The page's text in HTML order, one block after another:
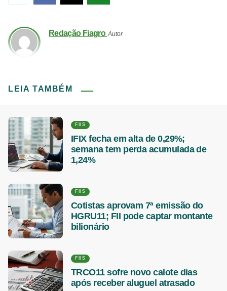
Redação Fiagro Autor
LEIA TAMBÉM
FIIS
IFIX fecha em alta de 0,29%;
semana tem perda acumulada de
1,24%
FIIS
Cotistas aprovam 7ª emissão do
HGRU11; FII pode captar montante
bilionário
FIIS
TRCO11 sofre novo calote dias
após receber aluguel atrasado